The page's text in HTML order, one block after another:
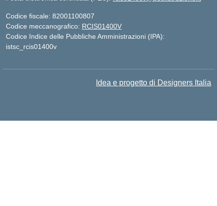
Codice fiscale: 82001100807
Codice meccanografico: RCIS01400V
Codice Indice delle Pubbliche Amministrazioni (IPA):
istsc_rcis01400v
Idea e progetto di Designers Italia